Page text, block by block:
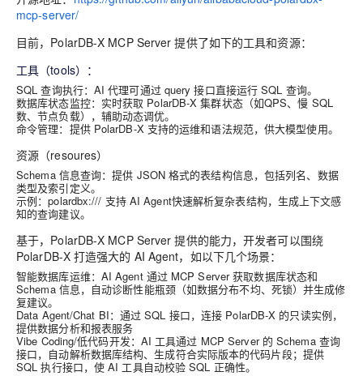
mcp-server/
目前，PolarDB-X MCP Server 提供了如下的工具和资源：
工具（tools）：
SQL 查询执行：AI 代理可通过 query 接口直接运行 SQL 查询。
数据库状态监控：实时获取 PolarDB-X 集群状态（如QPS、慢 SQL
数、节点负载），辅助动态调优。
命令管理：提供 PolarDB-X 支持的运维和语法规范，供大模型使用。
资源（resoures）
Schema 信息查询：提供 JSON 格式的表结构信息，包括列名、数据
类型及索引定义。
示例：polardbx:/// 支持 AI Agent快速解析复杂表结构，生成上下文感
知的查询建议。
基于，PolarDB-X MCP Server 提供的能力，开发者可以围绕
PolarDB-X 打造强大的 AI Agent，如以下几个场景：
智能数据库运维：AI Agent 通过 MCP Server 获取数据库状态和
Schema 信息，自动诊断性能瓶颈（如数据分布不均、死锁）并生成修
复建议。
Data Agent/Chat BI：通过 SQL 接口，连接 PolarDB-X 的只读实例，
提供数据分析和报表服务
Vibe Coding/低代码开发：AI 工具通过 MCP Server 的 Schema 查询
接口，自动解析数据库结构、生成符合实际版本的代码片段；提供
SQL 执行接口，使 AI 工具自动校验 SQL 正确性。